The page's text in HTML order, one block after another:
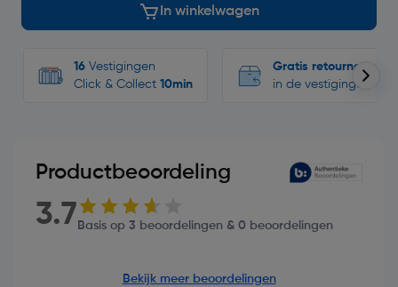
In winkelwagen
16 Vestigingen
Click & Collect 10min
Gratis retourneren
in de vestigingen
Productbeoordeling
3.7 Basis op 3 beoordelingen & 0 beoordelingen
Bekijk meer beoordelingen